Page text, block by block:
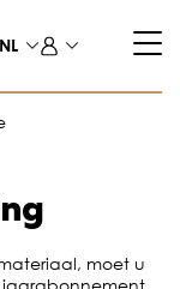
NL
moet u